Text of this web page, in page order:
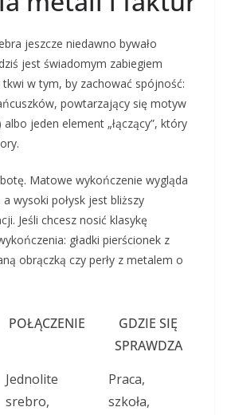
jeszcze niedawno bywało
jest świadomym zabiegiem
tkwi w tym, by zachować spójność:
powtarzający się motyw
albo jeden element „łączący”, który
Matowe wykończenie wygląda
wysoki połysk jest bliższy
Jeśli chcesz nosić klasykę
gładki pierścionek z
obrączką czy perły z metalem o
POŁĄCZENIE
GDZIE SIĘ
SPRAWDZA
Jednolite
srebro,
Praca,
szkoła,